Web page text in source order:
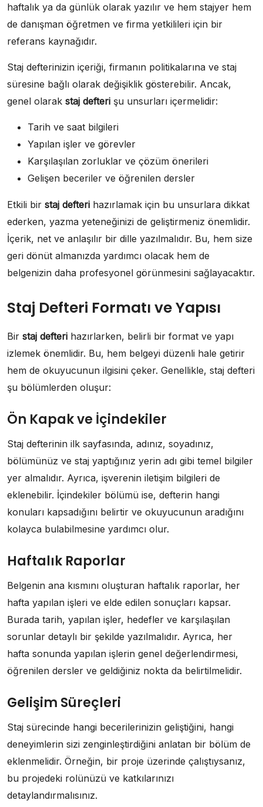
haftalık ya da günlük olarak yazılır ve hem stajyer hem
de danışman öğretmen ve firma yetkilileri için bir
referans kaynağıdır.
Staj defterinizin içeriği, firmanın politikalarına ve staj
süresine bağlı olarak değişiklik gösterebilir. Ancak,
genel olarak staj defteri şu unsurları içermelidir:
Tarih ve saat bilgileri
Yapılan işler ve görevler
Karşılaşılan zorluklar ve çözüm önerileri
Gelişen beceriler ve öğrenilen dersler
Etkili bir staj defteri hazırlamak için bu unsurlara dikkat
ederken, yazma yeteneğinizi de geliştirmeniz önemlidir.
İçerik, net ve anlaşılır bir dille yazılmalıdır. Bu, hem size
geri dönüt almanızda yardımcı olacak hem de
belgenizin daha profesyonel görünmesini sağlayacaktır.
Staj Defteri Formatı ve Yapısı
Bir staj defteri hazırlarken, belirli bir format ve yapı
izlemek önemlidir. Bu, hem belgeyi düzenli hale getirir
hem de okuyucunun ilgisini çeker. Genellikle, staj defteri
şu bölümlerden oluşur:
Ön Kapak ve İçindekiler
Staj defterinin ilk sayfasında, adınız, soyadınız,
bölümünüz ve staj yaptığınız yerin adı gibi temel bilgiler
yer almalıdır. Ayrıca, işverenin iletişim bilgileri de
eklenebilir. İçindekiler bölümü ise, defterin hangi
konuları kapsadığını belirtir ve okuyucunun aradığını
kolayca bulabilmesine yardımcı olur.
Haftalık Raporlar
Belgenin ana kısmını oluşturan haftalık raporlar, her
hafta yapılan işleri ve elde edilen sonuçları kapsar.
Burada tarih, yapılan işler, hedefler ve karşılaşılan
sorunlar detaylı bir şekilde yazılmalıdır. Ayrıca, her
hafta sonunda yapılan işlerin genel değerlendirmesi,
öğrenilen dersler ve geldiğiniz nokta da belirtilmelidir.
Gelişim Süreçleri
Staj sürecinde hangi becerilerinizin geliştiğini, hangi
deneyimlerin sizi zenginleştirdiğini anlatan bir bölüm de
eklenmelidir. Örneğin, bir proje üzerinde çalıştıysanız,
bu projedeki rolünüzü ve katkılarınızı
detaylandırmalısınız.